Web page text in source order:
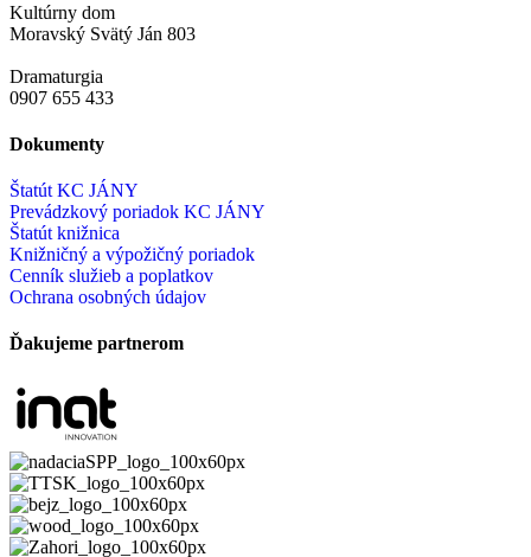
Kultúrny dom
Moravský Svätý Ján 803
Dramaturgia
0907 655 433
Dokumenty
Štatút KC JÁNY
Prevádzkový poriadok KC JÁNY
Štatút knižnica
Knižničný a výpožičný poriadok
Cenník služieb a poplatkov
Ochrana osobných údajov
Ďakujeme partnerom